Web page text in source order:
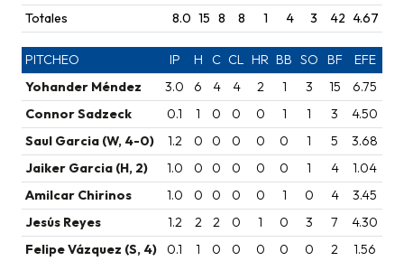
Totales
8.0 15 8 8 1 4 3 42 4.67
PITCHEO IP H C CL HR BB SO BF
EFE
Yohander Méndez
3.0 6 4 4 2 1 3 15
6.75
Connor Sadzeck
0.1 1 0 0 0 1 1 3
4.50
Saul Garcia (W, 4-0)
1.2 0 0 0 0 0 1 5
3.68
Jaiker Garcia (H, 2)
1.0 0 0 0 0 0 1 4
1.04
Amilcar Chirinos
1.0 0 0 0 0 1 0 4
3.45
Jesús Reyes
1.2 2 2 0 1 0 3 7
4.30
Felipe Vázquez (S, 4)
0.1 1 0 0 0 0 0 2
1.56